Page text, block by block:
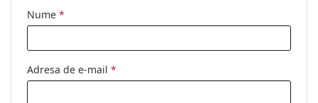
Nume *
Adresa de e-mail *